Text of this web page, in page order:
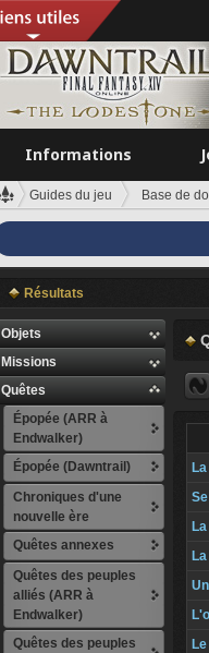
Informations
Guides du jeu Base de
Résultats
Objets
Missions
Quêtes
Épopée (ARR à
Endwalker)
Épopée (Dawntrail)
Chroniques d'une
nouvelle ère
Quêtes annexes
Quêtes des peuples
alliés (ARR à
Endwalker)
Quêtes des peuples